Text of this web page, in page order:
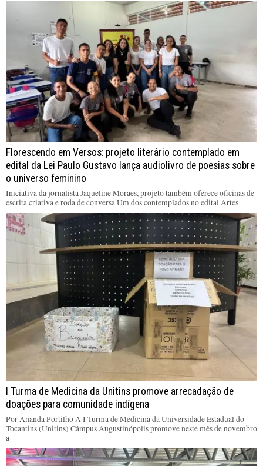
Florescendo em Versos: projeto literário contemplado em
edital da Lei Paulo Gustavo lança audiolivro de poesias sobre
o universo feminino
Iniciativa da jornalista Jaqueline Moraes, projeto também oferece oficinas de
escrita criativa e roda de conversa Um dos contemplados no edital Artes
I Turma de Medicina da Unitins promove arrecadação de
doações para comunidade indígena
Por Ananda Portilho A I Turma de Medicina da Universidade Estadual do
Tocantins (Unitins) Câmpus Augustinópolis promove neste mês de novembro
a